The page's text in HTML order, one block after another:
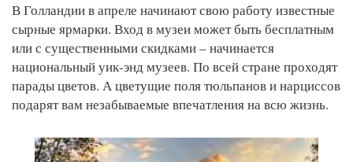
В Голландии в апреле начинают свою работу известные
сырные ярмарки. Вход в музеи может быть бесплатным
или с существенными скидками – начинается
национальный уик-энд музеев. По всей стране проходят
парады цветов. А цветущие поля тюльпанов и нарциссов
подарят вам незабываемые впечатления на всю жизнь.